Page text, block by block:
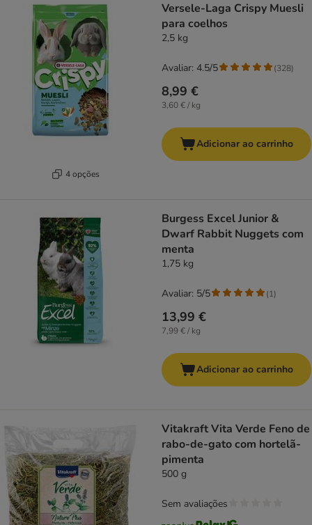
4 opções
Versele-Laga Crispy Muesli
para coelhos
2,5 kg
8,99 €
3,60 € / kg
Avaliar: 4.5/5 (328)
Adicionar ao carrinho
Burgess Excel Junior &
Dwarf Rabbit Nuggets com
menta
1,75 kg
13,99 €
7,99 € / kg
Avaliar: 5/5 (1)
Adicionar ao carrinho
Vitakraft Vita Verde Feno de
rabo-de-gato com hortelã-
pimenta
500 g
Sem avaliações